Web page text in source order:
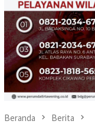
Beranda Berita